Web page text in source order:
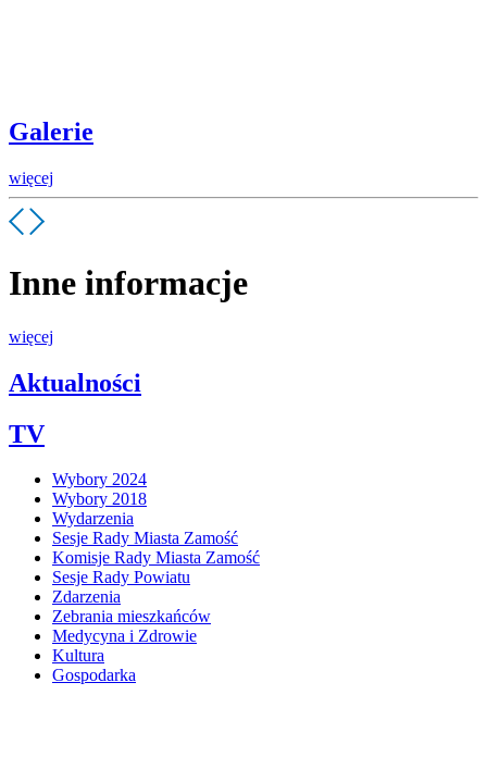
Galerie
więcej
Inne informacje
więcej
Aktualności
TV
Wybory 2024
Wybory 2018
Wydarzenia
Sesje Rady Miasta Zamość
Komisje Rady Miasta Zamość
Sesje Rady Powiatu
Zdarzenia
Zebrania mieszkańców
Medycyna i Zdrowie
Kultura
Gospodarka